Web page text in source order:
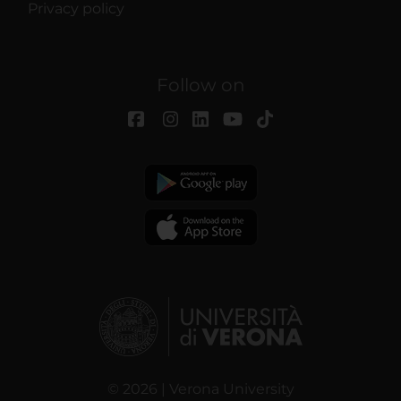
Privacy policy
Follow on
© 2026 | Verona University